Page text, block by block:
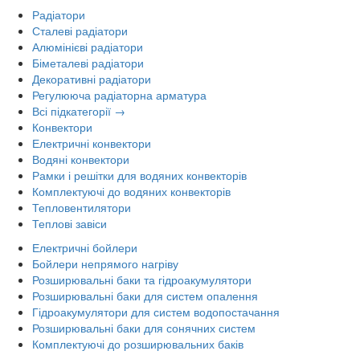
Радіатори
Сталеві радіатори
Алюмінієві радіатори
Біметалеві радіатори
Декоративні радіатори
Регулююча радіаторна арматура
Всі підкатегорії →
Конвектори
Електричні конвектори
Водяні конвектори
Рамки і решітки для водяних конвекторів
Комплектуючі до водяних конвекторів
Тепловентилятори
Теплові завіси
Електричні бойлери
Бойлери непрямого нагріву
Розширювальні баки та гідроакумулятори
Розширювальні баки для систем опалення
Гідроакумулятори для систем водопостачання
Розширювальні баки для сонячних систем
Комплектуючі до розширювальних баків